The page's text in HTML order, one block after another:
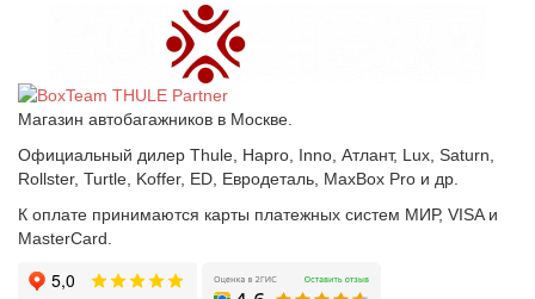
Магазин автобагажников в Москве.
Официальный дилер Thule, Hapro, Inno, Атлант, Lux, Saturn,
Rollster, Turtle, Koffer, ED, Евродеталь, MaxBox Pro и др.
К оплате принимаются карты платежных систем МИР, VISA и
MasterCard.